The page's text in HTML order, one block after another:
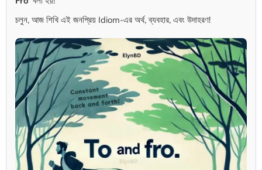
চলুন, আজ শিখি এই জনপ্রিয় Idiom-এর অর্থ, ব্যবহার, এবং উদাহরণ!